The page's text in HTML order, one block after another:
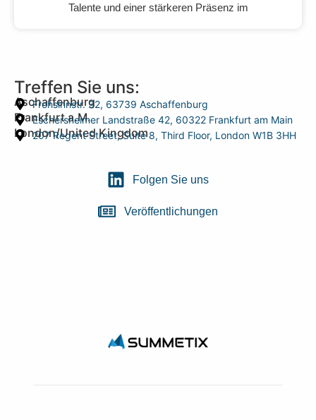
Talente und einer stärkeren Präsenz im
Treffen Sie uns:
Aschaffenburg
Frohsinnstr. 32, 63739 Aschaffenburg
Frankfurt a.M.
Eschersheimer Landstraße 42, 60322 Frankfurt am Main
London/United Kingdom
207 Regent Street, Suite 8, Third Floor, London W1B 3HH
Folgen Sie uns
Veröffentlichungen